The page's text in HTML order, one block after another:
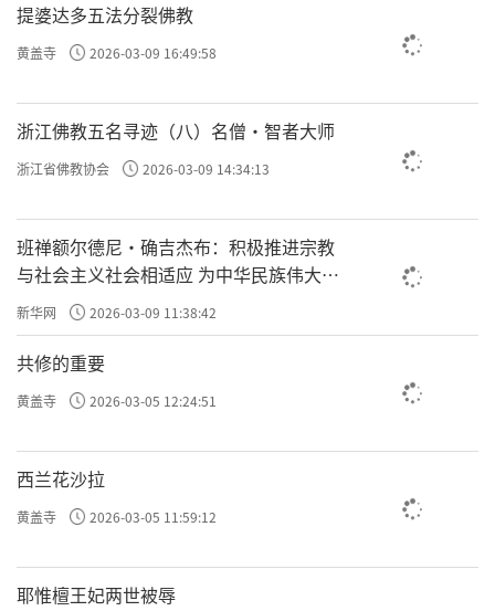
提婆达多五法分裂佛教
黄盖寺 2026-03-09 16:49:58
浙江佛教五名寻迹（八）名僧·智者大师
浙江省佛教协会 2026-03-09 14:34:13
班禅额尔德尼·确吉杰布：积极推进宗教
与社会主义社会相适应 为中华民族伟大复
兴贡献力量
新华网 2026-03-09 11:38:42
共修的重要
黄盖寺 2026-03-05 12:24:51
西兰花沙拉
黄盖寺 2026-03-05 11:59:12
耶惟檀王妃两世被辱